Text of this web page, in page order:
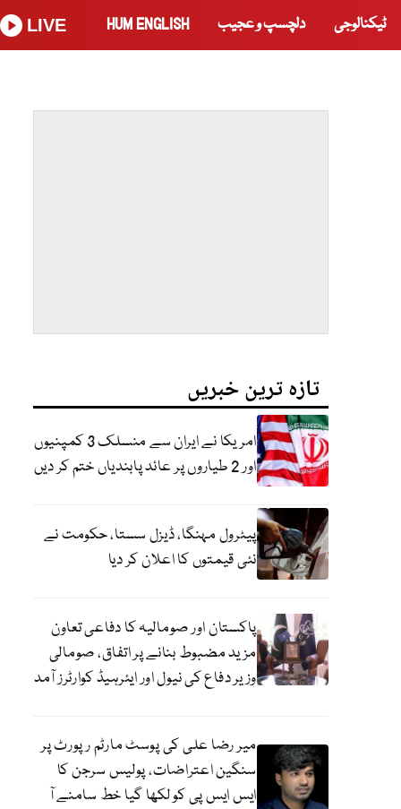
ٹیکنالوجی دلچسپ و عجیب HUM ENGLISH
LIVE
تازہ ترین خبریں
امریکا نے ایران سے منسلک 3 کمپنیوں
اور 2 طیاروں پر عائد پابندیاں ختم کر دیں
پیٹرول مہنگا، ڈیزل سستا، حکومت نے
نئی قیمتوں کا اعلان کر دیا
پاکستان اور صومالیہ کا دفاعی تعاون
مزید مضبوط بنانے پر اتفاق، صومالی
وزیر دفاع کی نیول اور ایئرہیڈ کوارٹرز آمد
میر رضا علی کی پوسٹ مارٹم رپورٹ پر
سنگین اعتراضات، پولیس سرجن کا
ایس ایس پی کو لکھا گیا خط سامنے آ